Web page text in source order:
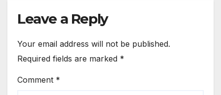
Leave a Reply
Your email address will not be published.
Required fields are marked *
Comment *